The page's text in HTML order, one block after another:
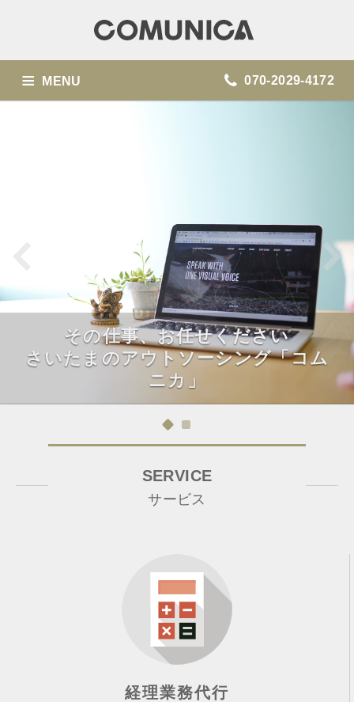
MENU 070-2029-4172
その仕事、お任せください
さいたまのアウトソーシング「コム
ニカ」
SERVICE
サービス
経理業務代行